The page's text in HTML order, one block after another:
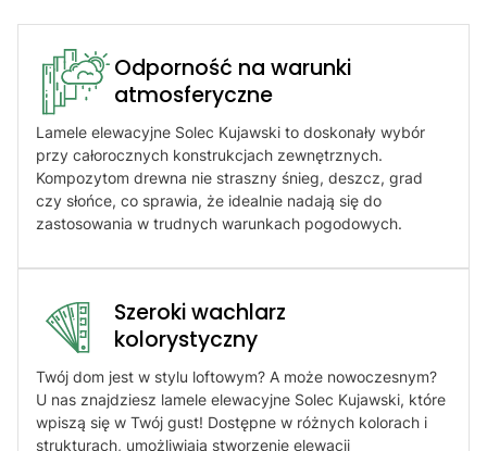
Odporność na warunki
atmosferyczne​
Lamele elewacyjne Solec Kujawski to doskonały wybór
przy całorocznych konstrukcjach zewnętrznych.
Kompozytom drewna nie straszny śnieg, deszcz, grad
czy słońce, co sprawia, że idealnie nadają się do
zastosowania w trudnych warunkach pogodowych.
Szeroki wachlarz
kolorystyczny
Twój dom jest w stylu loftowym? A może nowoczesnym?
U nas znajdziesz lamele elewacyjne Solec Kujawski, które
wpiszą się w Twój gust! Dostępne w różnych kolorach i
strukturach, umożliwiają stworzenie elewacji